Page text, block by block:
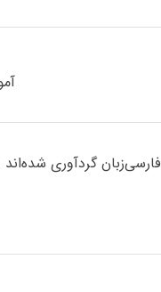
گردآوری شده‌اند